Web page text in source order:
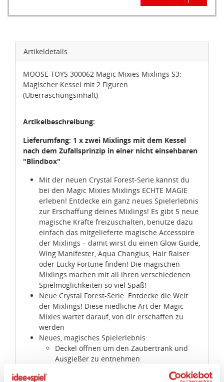
Zustimmung Details Über Cookies
Diese Webseite verwendet Cookies.
Wir, die idee+spiel Betriebs-GmbH, verwenden auf
unserem Marktplatz „ideeundspiel.com“ Cookies, um
Ihnen z.B. Fachhändler in Ihrer Nähe vorzuschlagen,
Artikeldetails
MOOSE TOYS 300062 Magic Mixies Mixlings S3:
Magischer Kessel mit 2 Figuren
(Überraschungsinhalt)
Artikelbeschreibung:
Lieferumfang: 1 x zwei Mixlings mit dem Kessel
nach dem Zufallsprinzip in einer nicht einsehbaren
"Blindbox"
Mit der neuen Crystal Forest-Serie kannst du
bei den Magic Mixies Mixlings ECHTE MAGIE
erleben! Entdecke ein ganz neues Spielerlebnis
zur Erschaffung deines Mixlings! Es gibt 5 neue
magische Kräfte freizuschalten, benutze dazu
einfach das mitgelieferte magische Accessoire
der Mixlings – damit wirst du einen Glow Guide,
Wing Manifester, Aqua Changius, Hair Raiser
oder Lucky Fortune finden! Die magischen
Mixlings machen mit all ihren verschiedenen
Spielmöglichkeiten so viel Spaß!
Neue Crystal Forest-Serie: Entdecke die Welt
der Mixlings! Diese niedliche Art der Magic
Mixies wartet darauf, von dir erschaffen zu
werden
Neues, magisches Spielerlebnis:
Deckel öffnen um den Zaubertrank und
Ausgießer zu entnehmen
Zaubertrankpulver in den Kessel geben